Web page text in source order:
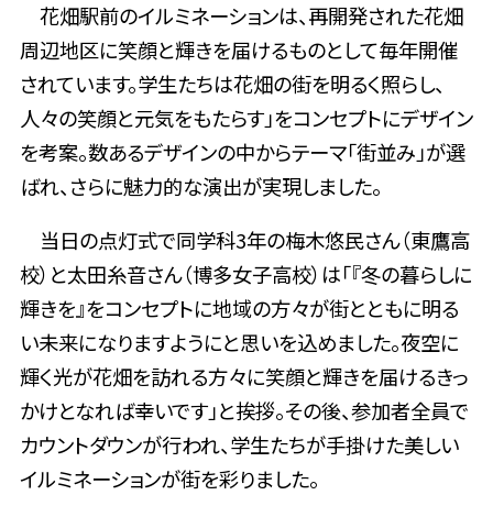
花畑駅前のイルミネーションは、再開発された花畑
周辺地区に笑顔と輝きを届けるものとして毎年開催
されています。学生たちは花畑の街を明るく照らし、
人々の笑顔と元気をもたらす」をコンセプトにデザイン
を考案。数あるデザインの中からテーマ「街並み」が選
ばれ、さらに魅力的な演出が実現しました。
当日の点灯式で同学科3年の梅木悠民さん（東鷹高
校）と太田糸音さん（博多女子高校）は「『冬の暮らしに
輝きを』をコンセプトに地域の方々が街とともに明る
い未来になりますようにと思いを込めました。夜空に
輝く光が花畑を訪れる方々に笑顔と輝きを届けるきっ
かけとなれば幸いです」と挨拶。その後、参加者全員で
カウントダウンが行われ、学生たちが手掛けた美しい
イルミネーションが街を彩りました。